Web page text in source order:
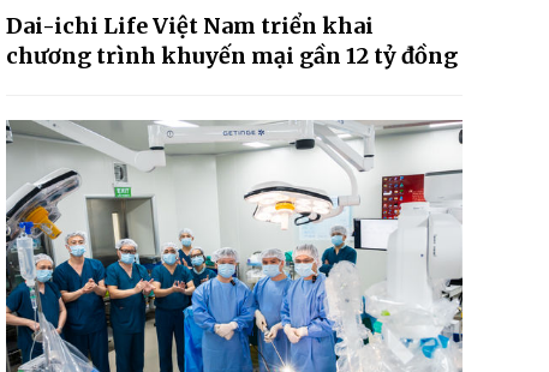
Dai-ichi Life Việt Nam triển khai
chương trình khuyến mại gần 12 tỷ đồng